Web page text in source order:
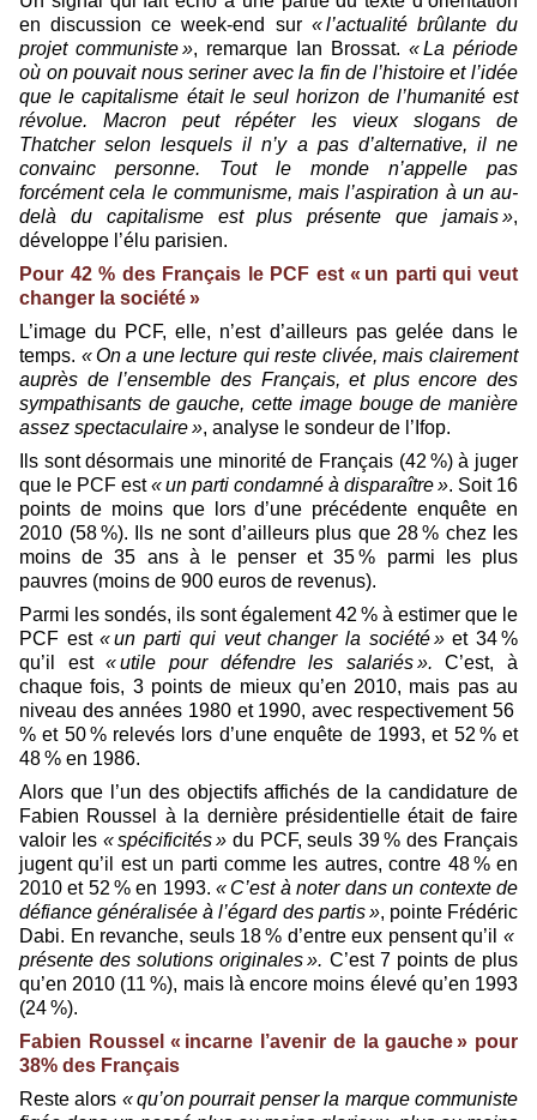
en discussion ce week-end sur « l’actualité brûlante du
projet communiste », remarque Ian Brossat. « La période
où on pouvait nous seriner avec la fin de l’histoire et l’idée
que le capitalisme était le seul horizon de l’humanité est
révolue. Macron peut répéter les vieux slogans de
Thatcher selon lesquels il n’y a pas d’alternative, il ne
convainc personne. Tout le monde n’appelle pas
forcément cela le communisme, mais l’aspiration à un au-
delà du capitalisme est plus présente que jamais »,
développe l’élu parisien.
Pour 42 % des Français le PCF est « un parti qui veut
changer la so­ciété »
L’image du PCF, elle, n’est d’ailleurs pas gelée dans le
temps. « On a une lecture qui reste clivée, mais clairement
auprès de l’ensemble des Français, et plus encore des
sympathisants de gauche, cette image bouge de manière
assez spectaculaire », analyse le sondeur de l’Ifop.
Ils sont désormais une minorité de Français (42 %) à juger
que le PCF est« un parti condamné à disparaître ». Soit 16
points de moins que lors d’une précédente enquête en
2010 (58 %). Ils ne sont d’ailleurs plus que 28 % chez les
moins de 35 ans à le penser et 35 % parmi les plus
pauvres (moins de 900 euros de revenus).
Parmi les sondés, ils sont également 42 % à estimer que le
PCF est« un parti qui veut changer la so­ciété »et 34 %
qu’il est« utile pour défendre les salariés ». C’est, à
chaque fois, 3 points de mieux qu’en 2010, mais pas au
niveau des années 1980 et 1990, avec respectivement 56
% et 50 % relevés lors d’une enquête de 1993, et 52 % et
48 % en 1986.
Alors que l’un des objectifs affichés de la candidature de
Fabien Roussel à la dernière présidentielle était de faire
valoir les « spécificités »du PCF, seuls 39 % des Français
jugent qu’il est un parti comme les autres, contre 48 % en
2010 et 52 % en 1993.« C’est à noter dans un contexte de
défiance généralisée à l’égard des partis », pointe Frédéric
Dabi. En revanche, seuls 18 % d’entre eux pensent qu’il «
présente des solutions originales ». C’est 7 points de plus
qu’en 2010 (11 %), mais là encore moins élevé qu’en 1993
(24 %).
Fabien Roussel « incarne l’avenir de la gauche » pour
38% des Français
Reste alors « qu’on pourrait penser la marque communiste